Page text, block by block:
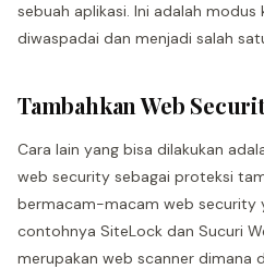
sebuah aplikasi. Ini adalah
diwaspadai dan menjadi salah
Tambahkan Web
Cara lain yang bisa dilakukan
web security sebagai proteksi
bermacam-macam web security
contohnya SiteLock dan Sucuri
merupakan web scanner dimana